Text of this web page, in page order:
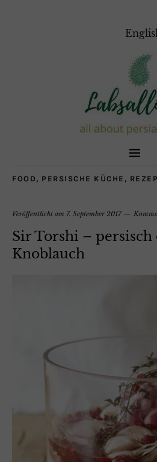
FOOD , PERSISCHE KÜCHE ,
Veröffentlicht am 7. September 2017
Sir Torshi – persisch
Knoblauch